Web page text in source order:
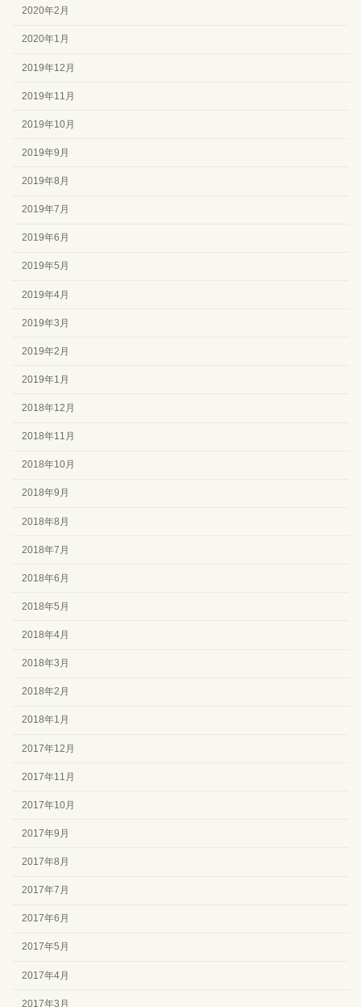
2020年2月
2020年1月
2019年12月
2019年11月
2019年10月
2019年9月
2019年8月
2019年7月
2019年6月
2019年5月
2019年4月
2019年3月
2019年2月
2019年1月
2018年12月
2018年11月
2018年10月
2018年9月
2018年8月
2018年7月
2018年6月
2018年5月
2018年4月
2018年3月
2018年2月
2018年1月
2017年12月
2017年11月
2017年10月
2017年9月
2017年8月
2017年7月
2017年6月
2017年5月
2017年4月
2017年3月